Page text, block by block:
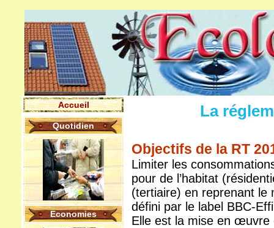
Accueil
Quotidien
Economies
La
Objectifs de la RT
Limiter les
pour de l’habitat
(tertiaire) en reprenant le
défini par le label BBC-
Elle est la mise en œuvre